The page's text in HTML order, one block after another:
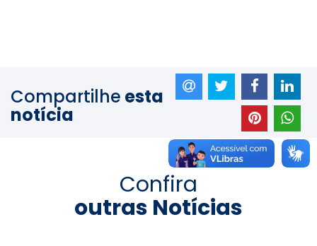
Compartilhe esta
notícia
Confira
outras Notícias